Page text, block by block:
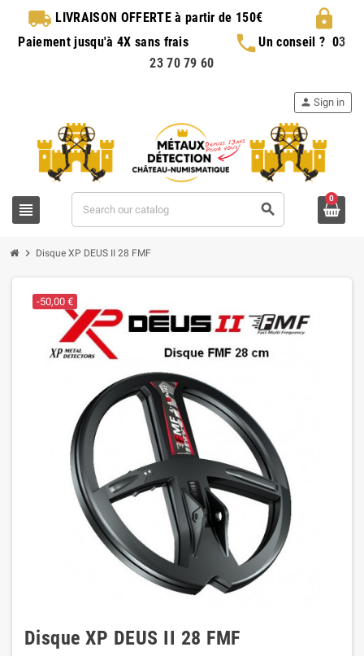
local_shipping LIVRAISON OFFERTEà partir de 150€ lock
Paiement jusqu'à 4X sans frais phoneUn conseil ? 03
23 70 79 60
view_headline search
person Sign in
0
chevron_right Disque XP DEUS II 28 FMF
-50,00 €
Disque XP DEUS II 28 FMF